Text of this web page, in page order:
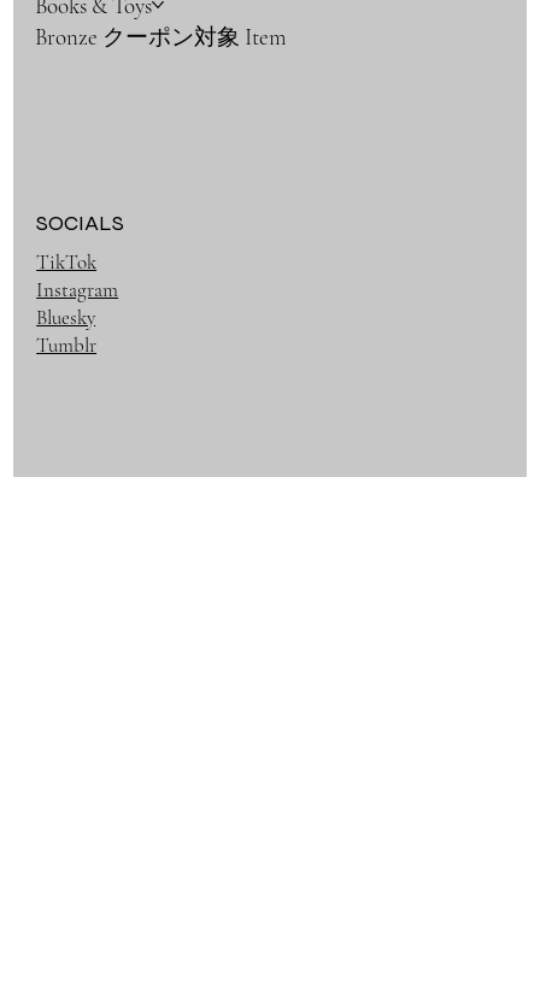
Bronze クーポン対象 Item
SOCIALS
TikTok
Instagram
Bluesky
Tumblr